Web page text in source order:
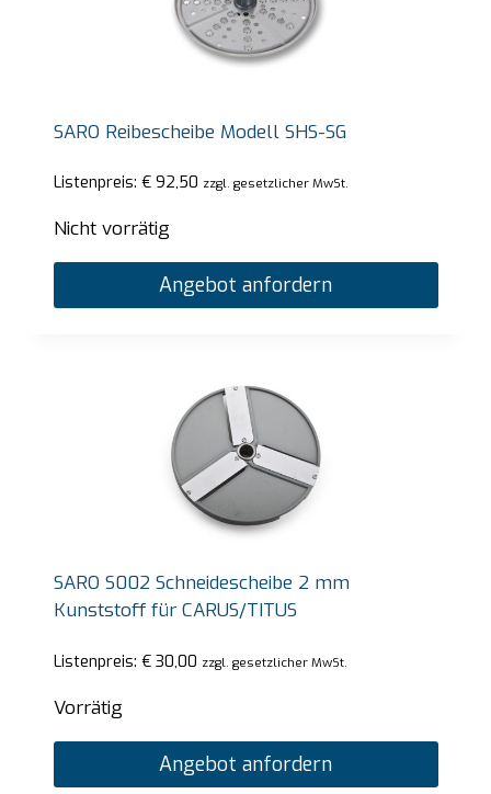
SARO Reibescheibe Modell SHS-SG
Listenpreis: €92,50 zzgl. gesetzlicher MwSt.
Nicht vorrätig
Angebot anfordern
SARO S002 Schneidescheibe 2 mm
Kunststoff für CARUS/TITUS
Listenpreis: €30,00 zzgl. gesetzlicher MwSt.
Vorrätig
Angebot anfordern